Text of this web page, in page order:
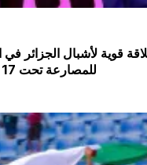
قوية لأشبال الجزائر في
للمصارعة تحت 17 سنة بالإسكندرية